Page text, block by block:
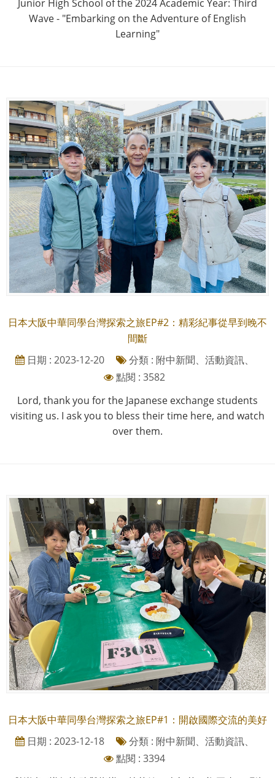
Junior High School of the 2024 Academic Year: Third
Wave - "Embarking on the Adventure of English
Learning"
日本大阪中華同學台灣探索之旅EP#2：精彩紀事從早到晚不
間斷
日期 : 2023-12-20
分類 : 附中新聞、活動資訊、
點閱 : 3582
Lord, thank you for the Japanese exchange students
visiting us. I ask you to bless their time here, and watch
over them.
日本大阪中華同學台灣探索之旅EP#1：開啟國際交流的美好
日期 : 2023-12-18
分類 : 附中新聞、活動資訊、
點閱 : 3394